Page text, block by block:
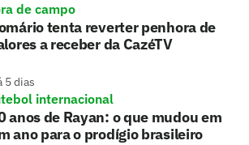
de campo
tenta reverter penhora de
a receber da CazéTV
5 dias
internacional
anos de Rayan: o que mudou em
ano para o prodígio brasileiro